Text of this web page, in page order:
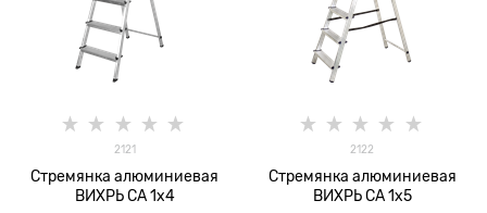
2121
Стремянка алюминиевая
ВИХРЬ СА 1х4
2122
Стремянка алюминиевая
ВИХРЬ СА 1х5